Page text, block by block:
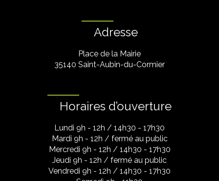
Adresse
Place de la Mairie
35140 Saint-Aubin-du-Cormier
Horaires d’ouverture
Lundi 9h - 12h / 14h30 - 17h30
Mardi 9h - 12h / fermé au public
Mercredi 9h - 12h / 14h30 - 17h30
Jeudi 9h - 12h / fermé au public
Vendredi 9h - 12h / 14h30 - 17h30